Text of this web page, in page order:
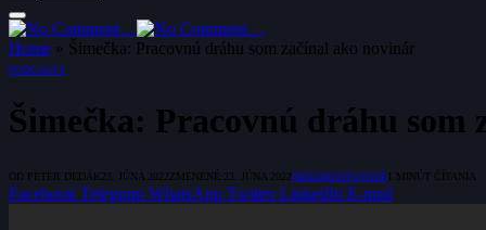
Home » Šimečka: Pracovnú dráhu som začínal ako novinár
PODCASTY
Šimečka: Pracovnú dráhu som
OD PETER DEDÁK 23. JÚNA 2022 ZMENENÉ: 23. JÚNA 2022 NEKOMENTOVANÉ1 MINÚT ČÍTANIA
Facebook Telegram WhatsApp Twitter LinkedIn E-mail